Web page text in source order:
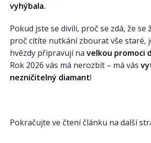
vyhýbala.
Pokud jste se divili, proč se zdá, že se
proč cítíte nutkání zbourat vše staré,
hvězdy připravují na velkou promoci
Rok 2026 vás má nerozbít – má vás
nezničitelný diamant!
Pokračujte ve čtení článku na další